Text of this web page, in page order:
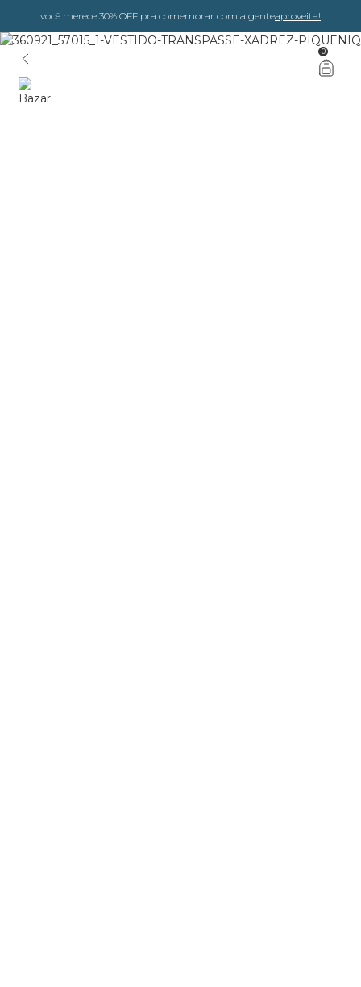
você merece 30% OFF pra comemorar com a genteaproveita!
0